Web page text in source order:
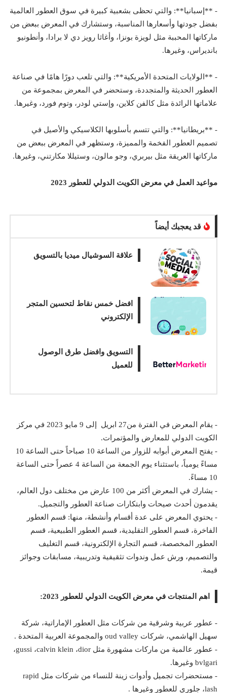
- **إسبانيا**: والتي تحظى بشعبية كبيرة في سوق العطور العالمية
بفضل جودتها وأسعارها المناسبة، وستشارك في المعرض ببعض من
ماركاتها المحببة مثل لويزة بونزا، وأغاثا رويز دي لا برادا، وأنطونيو
بانديراس، وغيرها.
- **الولايات المتحدة الأمريكية**: والتي تلعب دورًا هامًا في صناعة
العطور الحديثة والمتجددة، وستحضر في المعرض بمجموعة من
علاماتها الرائدة مثل كالفن كلاين، وإستي لودر، وتوم فورد، وغيرها.
- **بريطانيا**: والتي تتسم بأسلوبها الكلاسيكي والأصيل في
تصميم العطور الفخمة والمميزة، وستظهر في المعرض ببعض من
ماركاتها العريقة مثل بيربري، وجو مالون، وستيللا مكارتني، وغيرها.
مواعيد العمل في معرض الكويت الدولي للعطور 2023
قد يعجبك أيضاً
علاقة السوشيال ميديا بالتسويق
افضل خمس نقاط لتحسين المتجر
الإلكتروني
التسويق وافضل طرق الوصول
للعميل
- يقام المعرض في الفترة من27 ابريل إلى 9 مايو 2023 في مركز
الكويت الدولي للمعارض والمؤتمرات.
- يفتح المعرض أبوابه للزوار من الساعة 10 صباحاً حتى الساعة 10
مساءً يومياً، باستثناء يوم الجمعة من الساعة 4 عصراً حتى الساعة
10 مساءً.
- يشارك في المعرض أكثر من 100 عارض من مختلف دول العالم،
يقدمون أحدث صيحات وابتكارات صناعة العطور والتجميل.
- يحتوي المعرض على عدة أقسام وأنشطة، منها: قسم العطور
الفاخرة، قسم العطور التقليدية، قسم العطور الطبيعية، قسم
العطور المخصصة، قسم التجارة الإلكترونية، قسم التغليف
والتصميم، ورش عمل وندوات تثقيفية وتدريبية، مسابقات وجوائز
قيمة.
اهم المنتجات في معرض الكويت الدولي للعطور 2023:
- عطور عربية وشرقية من شركات مثل العطور الإماراتية، شركة
سهيل الهاشمي، شركات oud valleyوالمجموعة العربية المتحدة .
- عطور عالمية من ماركات مشهورة مثل dior، calvin klein، gussi،
bvlgariوغيرها.
- مستحضرات تجميل وأدوات زينة للنساء من شركات مثل rapid
lash، جلوري للعطور وغيرها .